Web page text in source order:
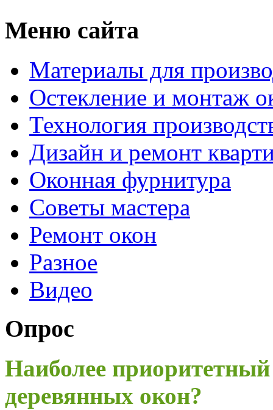
Меню сайта
Материалы для
Остекление и монтаж
Технология
Дизайн и ремонт
Оконная фурнитура
Советы мастера
Ремонт окон
Разное
Видео
Опрос
Наиболее
деревянных окон?